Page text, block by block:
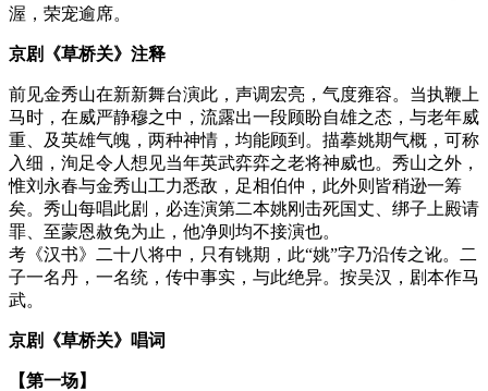
渥，荣宠逾席。
京剧《草桥关》注释
前见金秀山在新新舞台演此，声调宏亮，气度雍容。当执鞭上
马时，在威严静穆之中，流露出一段顾盼自雄之态，与老年威
重、及英雄气魄，两种神情，均能顾到。描摹姚期气概，可称
入细，洵足令人想见当年英武弈弈之老将神威也。秀山之外，
惟刘永春与金秀山工力悉敌，足相伯仲，此外则皆稍逊一筹
矣。秀山每唱此剧，必连演第二本姚刚击死国丈、绑子上殿请
罪、至蒙恩赦免为止，他净则均不接演也。
考《汉书》二十八将中，只有铫期，此“姚”字乃沿传之讹。二
子一名丹，一名统，传中事实，与此绝异。按吴汉，剧本作马
武。
京剧《草桥关》唱词
【第一场】